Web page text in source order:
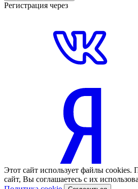
Регистрация через
Этот сайт использует файлы cookies.
сайт, Вы соглашаетесь с их